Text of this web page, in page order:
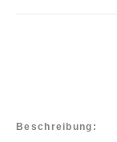
Beschreibung: